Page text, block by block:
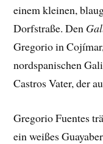
einem kleinen,
Dorfstraße. Den
Gregorio in
nordspanischen
Castros Vater, der
Gregorio Fuentes
ein weißes